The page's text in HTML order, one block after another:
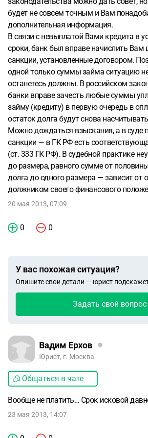
будет не совсем точным и Вам
дополнительная информация.
В связи с невыплатой Вами кредита в
сроки, банк был вправе начислить
санкции, установленные договором.
одной только суммы займа ситуацию
останетесь должны. В российском
банки вправе зачесть любые суммы
займу (кредиту) в первую очередь в
остаток долга будут снова
Можно дождаться взыскания, а в суде
санкции — в ГК РФ есть
(ст. 333 ГК РФ). В судебной практике
до размера, равного сумме от
долга до одного размера — зависит от
должником своего финансового
20 мая 2013, 07:09
0 0
У вас похожая ситуация?
Опишите свои детали — юрист
Задать свой вопрос
Вадим Ерхов
Юрист, г. Москва
Общаться в чате
Вообще не платить… Срок исковой
23 мая 2013, 14:07